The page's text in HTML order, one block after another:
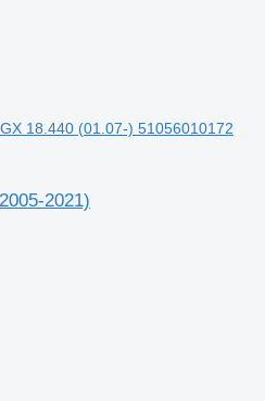
18.440 (01.07-) 51056010172
2021)